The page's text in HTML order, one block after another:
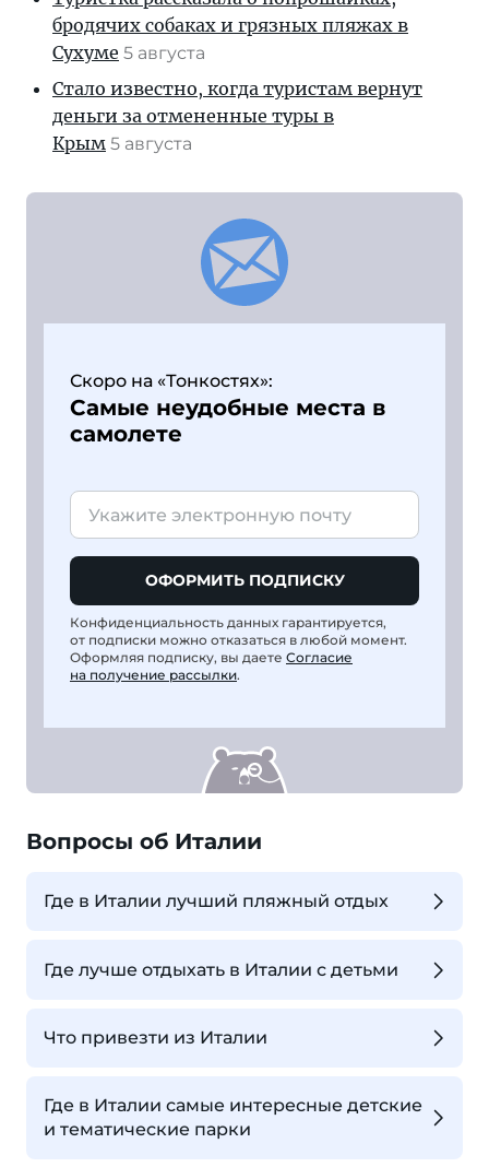
бродячих собаках и грязных пляжах в
Сухуме 5 августа
Стало известно, когда туристам вернут
деньги за отмененные туры в
Крым 5 августа
Скоро на «Тонкостях»:
Самые неудобные места в
самолете
ОФОРМИТЬ ПОДПИСКУ
Конфиденциальность данных гарантируется,
от подписки можно отказаться в любой момент.
Оформляя подписку, вы даете Согласие
на получение рассылки.
Вопросы об Италии
Где в Италии лучший пляжный отдых
Где лучше отдыхать в Италии с детьми
Что привезти из Италии
Где в Италии самые интересные детские
и тематические парки